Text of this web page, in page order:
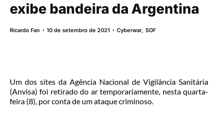
exibe bandeira da Argentina
Ricardo Fan 10 de setembro de 2021 Cyberwar,SOF
Um dos sites da Agência Nacional de Vigilância Sanitária
(Anvisa) foi retirado do ar temporariamente, nesta quarta-
feira (8), por conta de um ataque criminoso.